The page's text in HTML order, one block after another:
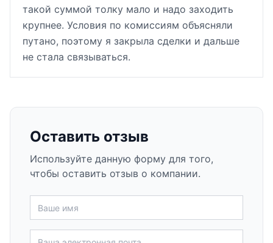
такой суммой толку мало и надо заходить
крупнее. Условия по комиссиям объясняли
путано, поэтому я закрыла сделки и дальше
не стала связываться.
Оставить отзыв
Используйте данную форму для того,
чтобы оставить отзыв о компании.